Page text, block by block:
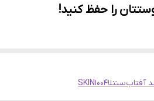
را حفظ کنید!
آفتابسنتلاSKIN1004